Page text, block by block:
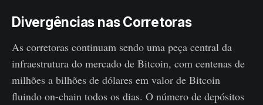
Divergências nas Corretoras
As corretoras continuam sendo uma peça central da
infraestrutura do mercado de Bitcoin, com centenas de
milhões a bilhões de dólares em valor de Bitcoin
fluindo on-chain todos os dias. O número de depósitos